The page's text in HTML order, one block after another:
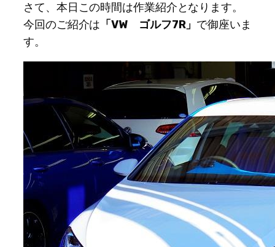
さて、本日この時間は作業紹介となります。
今回のご紹介は 「VW ゴルフ7R」 で御座いま
す。